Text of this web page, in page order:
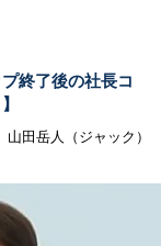
終了後の社長コ
田岳人（ジャック）